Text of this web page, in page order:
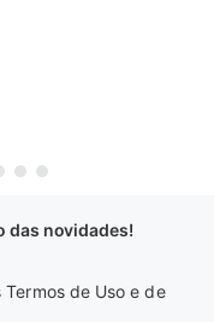
das novidades!
de Uso e de